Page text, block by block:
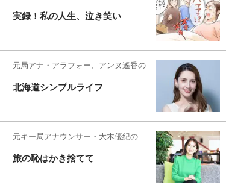
実録！私の人生、泣き笑い
元局アナ・アラフォー、アンヌ遙香の
北海道シンプルライフ
元キー局アナウンサー・大木優紀の
旅の恥はかき捨てて